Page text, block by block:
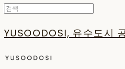
YUSOODOSI, 유수도시